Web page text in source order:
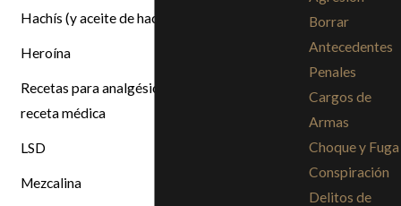
Hachís (y aceite de hachís)
Heroína
Recetas para analgésicos o estimulantes sin
receta médica
LSD
Mezcalina
Borrar
Antecedentes
Penales
Cargos de
Armas
Choque y Fuga
Conspiración
Delitos de